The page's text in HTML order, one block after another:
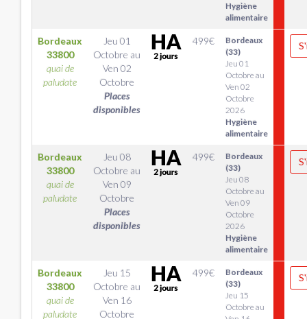
Hygiène
alimentaire
Bordeaux
33800
quai de
paludate
Jeu 01
Octobre au
Ven 02
Octobre
Places
disponibles
499€
Bordeaux
(33)
Jeu 01
Octobre au
Ven 02
Octobre
2026
Hygiène
alimentaire
Bordeaux
33800
quai de
paludate
Jeu 08
Octobre au
Ven 09
Octobre
Places
disponibles
499€
Bordeaux
(33)
Jeu 08
Octobre au
Ven 09
Octobre
2026
Hygiène
alimentaire
Bordeaux
33800
quai de
paludate
Jeu 15
Octobre au
Ven 16
Octobre
499€
Bordeaux
(33)
Jeu 15
Octobre au